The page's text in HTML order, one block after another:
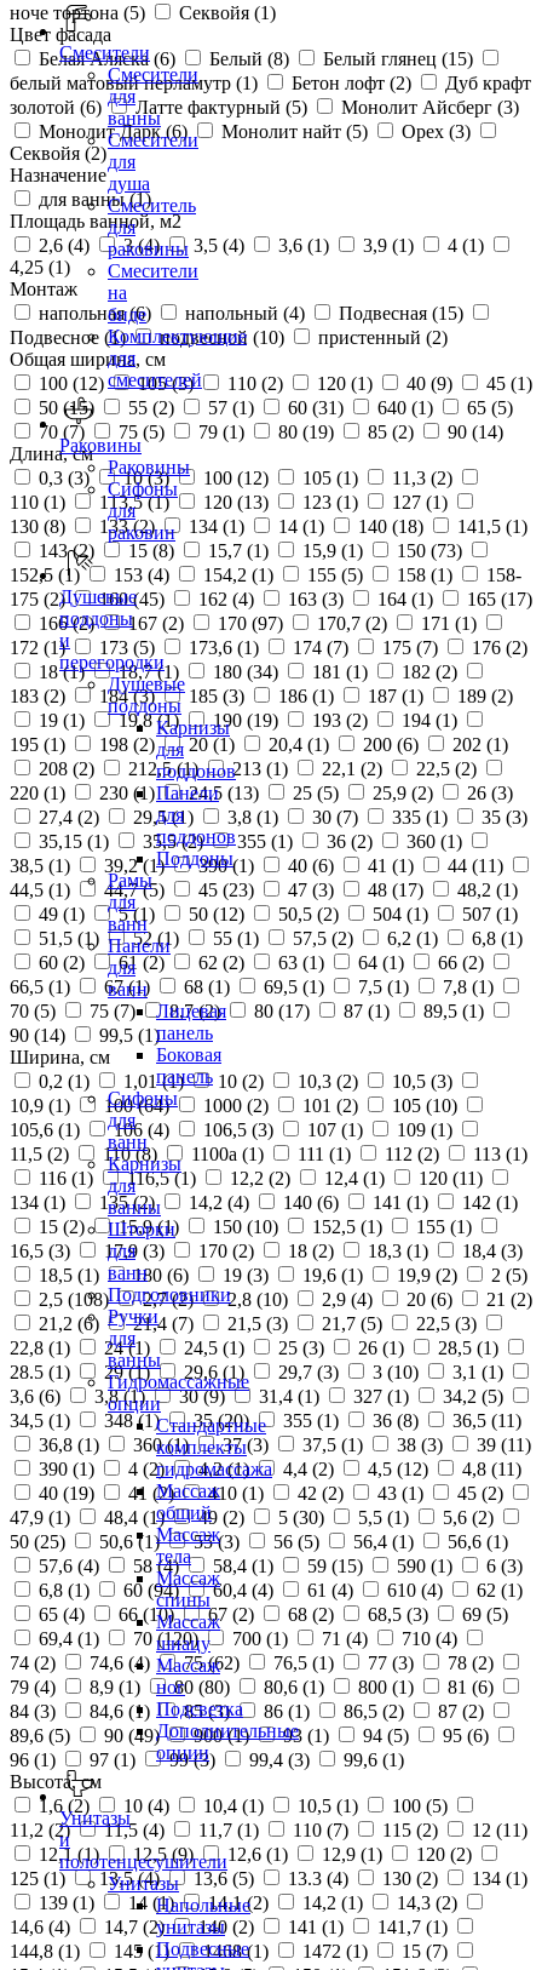
Смесители
Смесители
для
ванны
Смесители
для
душа
Смеситель
для
раковины
Смесители
на
биде
Комплектующие
для
смесителей
Раковины
Раковины
Сифоны
для
раковин
Душевые
поддоны
и
перегородки
Душевые
поддоны
Карнизы
для
поддонов
Панели
для
поддонов
Поддоны
Рамы
для
ванн
Панели
для
ванн
Лицевая
панель
Боковая
панель
Сифоны
для
ванн
Карнизы
для
ванны
Шторки
для
ванн
Подголовники
Ручки
для
ванны
Гидромассажные
опции
Стандартные
комплекты
гидромассажа
Массаж
общий
Массаж
тела
Массаж
спины
Массаж
шиацу
Массаж
ног
Подсветка
Дополнительные
опции
Унитазы
и
полотенцесушители
Унитазы
Напольные
унитазы
Подвесные
ноче тортона (5) Секвойя (1)
Цвет фасада
Белая Аляска (6) Белый (8) Белый глянец (15)
белый матовый перламутр (1) Бетон лофт (2)
Дуб крафт
золотой (6) Латте фактурный (5) Монолит Айсберг (3)
Монолит Дарк (6) Монолит найт (5) Орех (3)
Секвойя (2)
Назначение
для ванны (1)
Площадь ванной, м2
2,6 (4) 3 (4) 3,5 (4) 3,6 (1) 3,9 (1) 4 (1)
4,25 (1)
Монтаж
напольная (6) напольный (4) Подвесная (15)
Подвесное (1) подвесной (10) пристенный (2)
Общая ширина, см
100 (12) 105 (3) 110 (2) 120 (1) 40 (9) 45 (1)
50 (15) 55 (2) 57 (1) 60 (31) 640 (1) 65 (5)
70 (7) 75 (5) 79 (1) 80 (19) 85 (2) 90 (14)
Длина, см
0,3 (3) 10 (3) 100 (12) 105 (1) 11,3 (2)
110 (1) 113,5 (1) 120 (13) 123 (1) 127 (1)
130 (8) 133 (2) 134 (1) 14 (1) 140 (18) 141,5 (1)
143 (2) 15 (8) 15,7 (1) 15,9 (1) 150 (73)
152,5 (1) 153 (4) 154,2 (1) 155 (5) 158 (1)
158-
175 (2) 160 (45) 162 (4) 163 (3) 164 (1) 165 (17)
166 (2) 167 (2) 170 (97) 170,7 (2) 171 (1)
172 (1) 173 (5) 173,6 (1) 174 (7) 175 (7) 176 (2)
18 (1) 18,7 (1) 180 (34) 181 (1) 182 (2)
183 (2) 184 (3) 185 (3) 186 (1) 187 (1) 189 (2)
19 (1) 19,8 (1) 190 (19) 193 (2) 194 (1)
195 (1) 198 (2) 20 (1) 20,4 (1) 200 (6) 202 (1)
208 (2) 212,5 (1) 213 (1) 22,1 (2) 22,5 (2)
220 (1) 230 (1) 24,5 (13) 25 (5) 25,9 (2) 26 (3)
27,4 (2) 29,5 (1) 3,8 (1) 30 (7) 335 (1) 35 (3)
35,15 (1) 35,5 (2) 355 (1) 36 (2) 360 (1)
38,5 (1) 39,2 (1) 390 (1) 40 (6) 41 (1) 44 (11)
44,5 (1) 44,7 (5) 45 (23) 47 (3) 48 (17) 48,2 (1)
49 (1) 5 (1) 50 (12) 50,5 (2) 504 (1) 507 (1)
51,5 (1) 52 (1) 55 (1) 57,5 (2) 6,2 (1) 6,8 (1)
60 (2) 61 (2) 62 (2) 63 (1) 64 (1) 66 (2)
66,5 (1) 67 (1) 68 (1) 69,5 (1) 7,5 (1) 7,8 (1)
70 (5) 75 (7) 8,7 (2) 80 (17) 87 (1) 89,5 (1)
90 (14) 99,5 (1)
Ширина, см
0,2 (1) 1,01 (1) 10 (2) 10,3 (2) 10,5 (3)
10,9 (1) 100 (64) 1000 (2) 101 (2) 105 (10)
105,6 (1) 106 (4) 106,5 (3) 107 (1) 109 (1)
11,5 (2) 110 (8) 1100а (1) 111 (1) 112 (2) 113 (1)
116 (1) 116,5 (1) 12,2 (2) 12,4 (1) 120 (11)
134 (1) 135 (2) 14,2 (4) 140 (6) 141 (1) 142 (1)
15 (2) 15,9 (1) 150 (10) 152,5 (1) 155 (1)
16,5 (3) 17,9 (3) 170 (2) 18 (2) 18,3 (1) 18,4 (3)
18,5 (1) 180 (6) 19 (3) 19,6 (1) 19,9 (2) 2 (5)
2,5 (108) 2,7 (2) 2,8 (10) 2,9 (4) 20 (6) 21 (2)
21,2 (6) 21,4 (7) 21,5 (3) 21,7 (5) 22,5 (3)
22,8 (1) 24 (1) 24,5 (1) 25 (3) 26 (1) 28,5 (1)
28.5 (1) 29 (1) 29,6 (1) 29,7 (3) 3 (10) 3,1 (1)
3,6 (6) 3,8 (1) 30 (9) 31,4 (1) 327 (1) 34,2 (5)
34,5 (1) 348 (1) 35 (20) 355 (1) 36 (8) 36,5 (11)
36,8 (1) 360 (1) 37 (3) 37,5 (1) 38 (3) 39 (11)
390 (1) 4 (2) 4,2 (1) 4,4 (2) 4,5 (12) 4,8 (11)
40 (19) 41 (2) 410 (1) 42 (2) 43 (1) 45 (2)
47,9 (1) 48,4 (1) 49 (2) 5 (30) 5,5 (1) 5,6 (2)
50 (25) 50,6 (1) 55 (3) 56 (5) 56,4 (1) 56,6 (1)
57,6 (4) 58 (4) 58,4 (1) 59 (15) 590 (1) 6 (3)
6,8 (1) 60 (94) 60,4 (4) 61 (4) 610 (4) 62 (1)
65 (4) 66 (10) 67 (2) 68 (2) 68,5 (3) 69 (5)
69,4 (1) 70 (120) 700 (1) 71 (4) 710 (4)
74 (2) 74,6 (4) 75 (62) 76,5 (1) 77 (3) 78 (2)
79 (4) 8,9 (1) 80 (80) 80,6 (1) 800 (1) 81 (6)
84 (3) 84,6 (1) 85 (3) 86 (1) 86,5 (2) 87 (2)
89,6 (5) 90 (49) 900 (1) 93 (1) 94 (5) 95 (6)
96 (1) 97 (1) 99 (3) 99,4 (3) 99,6 (1)
Высота, см
1,6 (2) 10 (4) 10,4 (1) 10,5 (1) 100 (5)
11,2 (2) 11,5 (4) 11,7 (1) 110 (7) 115 (2) 12 (11)
12,1 (1) 12,5 (9) 12,6 (1) 12,9 (1) 120 (2)
125 (1) 13,5 (4) 13,6 (5) 13.3 (4) 130 (2) 134 (1)
139 (1) 14 (1) 14,1 (2) 14,2 (1) 14,3 (2)
14,6 (4) 14,7 (2) 140 (2) 141 (1) 141,7 (1)
144,8 (1) 145 (1) 1468 (1) 1472 (1) 15 (7)